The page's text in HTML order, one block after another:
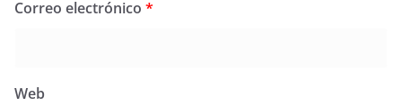
Correo electrónico *
Web